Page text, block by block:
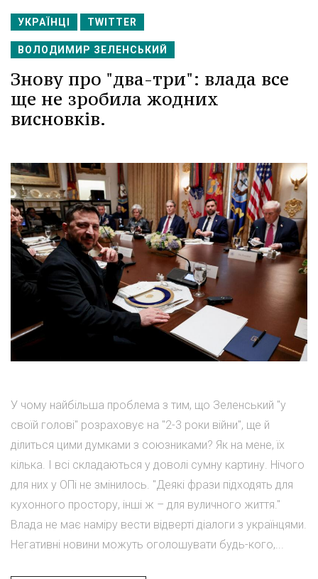
УКРАЇНЦІ TWITTER
ВОЛОДИМИР ЗЕЛЕНСЬКИЙ
Знову про "два-три": влада все
ще не зробила жодних
висновків.
У чому найбільша проблема з тим, що Зеленський "у
своїй голові" розраховує на "2-3 роки війни", ще й
ділиться цими думками з союзниками? Як на мене, їх
кілька. І всі складаються у доволі сумну картину. Нічого
для них у ОПі не змінилось. "Деякі фрази підходять для
кухонного простору, інші ж – для вуличного життя."
Влада не має наміру вести відверті діалоги з українцями.
Негативні новини можуть оголошувати будь-кого,...